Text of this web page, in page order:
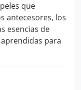
que
antecesores, los
esencias de
para